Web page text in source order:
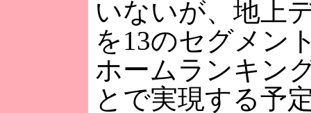
いないが、地上
を13のセグメン
ホームランキン
とで実現する予